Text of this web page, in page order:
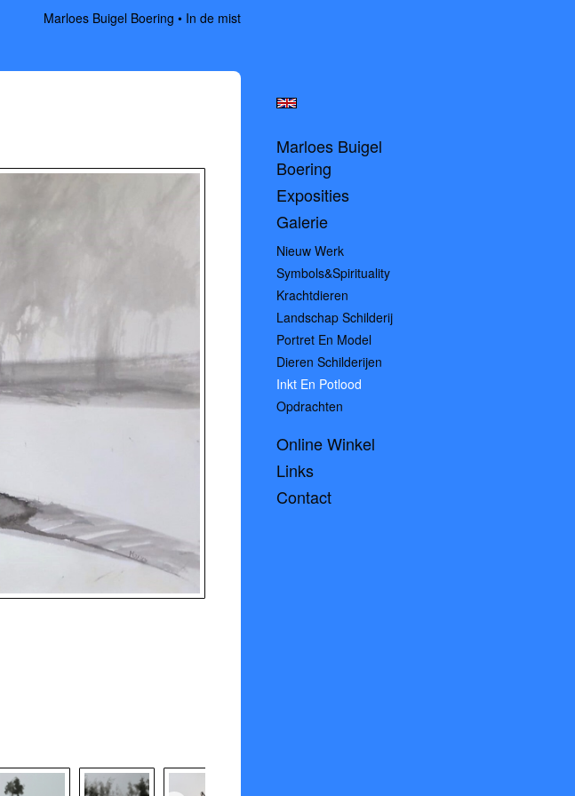
Marloes Buigel Boering
In de mist
Marloes Buigel
Boering
Exposities
Galerie
Nieuw Werk
Symbols&spirituality
Krachtdieren
Landschap Schilderij
Portret En Model
Dieren Schilderijen
Inkt En Potlood
Opdrachten
Online Winkel
Links
Contact